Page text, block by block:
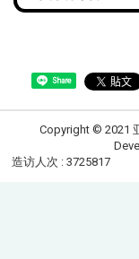
Share
Copyright © 2021
造访人次 : 3725817